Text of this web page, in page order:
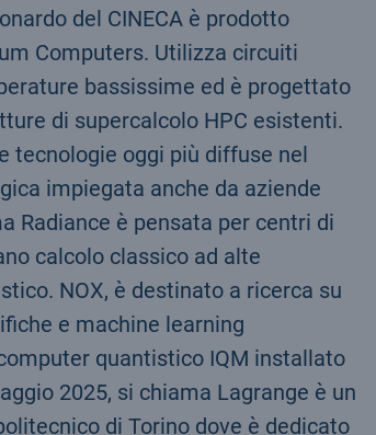
del CINECA è prodotto
Computers. Utilizza circuiti
bassissime ed è progettato
di supercalcolo HPC esistenti.
tecnologie oggi più diffuse nel
impiegata anche da aziende
Radiance è pensata per centri di
calcolo classico ad alte
NOX, è destinato a ricerca su
e machine learning
quantistico IQM installato
2025, si chiama Lagrange è un
di Torino dove è dedicato